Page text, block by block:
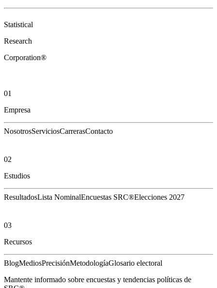
Statistical
Research
Corporation®
01
Empresa
NosotrosServiciosCarrerasContacto
02
Estudios
ResultadosLista NominalEncuestas SRC®Elecciones 2027
03
Recursos
BlogMediosPrecisiónMetodologíaGlosario electoral
Mantente informado sobre encuestas y tendencias políticas de